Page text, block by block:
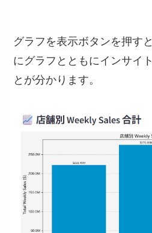
グラフを表示ボタンを押す
にグラフとともにインサイ
とが分かります。